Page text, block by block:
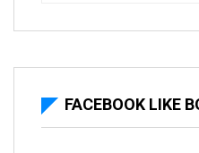
FACEBOOK LIKE